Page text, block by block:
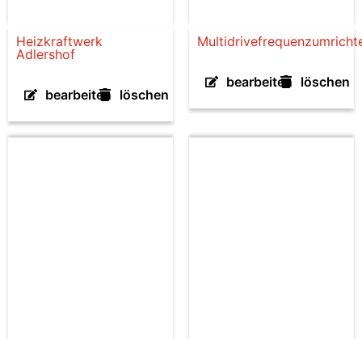
Heizkraftwerk
Adlershof
bearbeiten löschen
bearbeiten löschen